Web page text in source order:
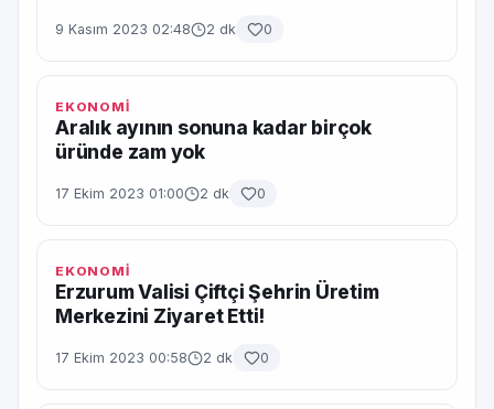
9 Kasım 2023 02:48 2 dk 0
EKONOMİ
Aralık ayının sonuna kadar birçok
üründe zam yok
17 Ekim 2023 01:00 2 dk 0
EKONOMİ
Erzurum Valisi Çiftçi Şehrin Üretim
Merkezini Ziyaret Etti!
17 Ekim 2023 00:58 2 dk 0